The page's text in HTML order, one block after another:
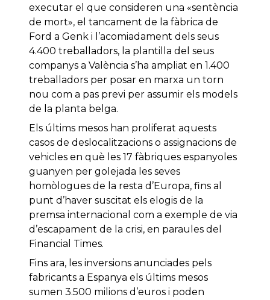
executar el que consideren una «sentència
de mort», el tancament de la fàbrica de
Ford a Genk i l’acomiadament dels seus
4.400 treballadors, la plantilla del seus
companys a València s’ha ampliat en 1.400
treballadors per posar en marxa un torn
nou com a pas previ per assumir els models
de la planta belga.
Els últims mesos han proliferat aquests
casos de deslocalitzacions o assignacions de
vehicles en què les 17 fàbriques espanyoles
guanyen per golejada les seves
homòlogues de la resta d’Europa, fins al
punt d’haver suscitat els elogis de la
premsa internacional com a exemple de via
d’escapament de la crisi, en paraules del
Financial Times.
Fins ara, les inversions anunciades pels
fabricants a Espanya els últims mesos
sumen 3.500 milions d’euros i poden